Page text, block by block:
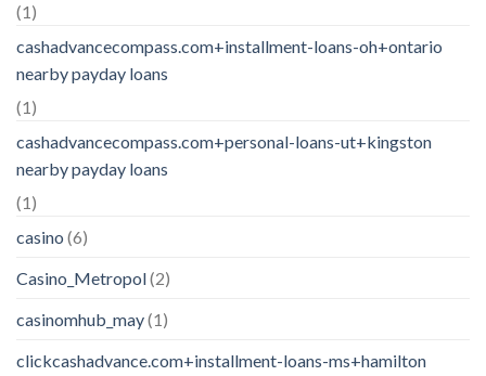
(1)
cashadvancecompass.com+installment-loans-oh+ontario
nearby payday loans
(1)
cashadvancecompass.com+personal-loans-ut+kingston
nearby payday loans
(1)
casino (6)
Casino_Metropol(2)
casinomhub_may(1)
clickcashadvance.com+installment-loans-ms+hamilton